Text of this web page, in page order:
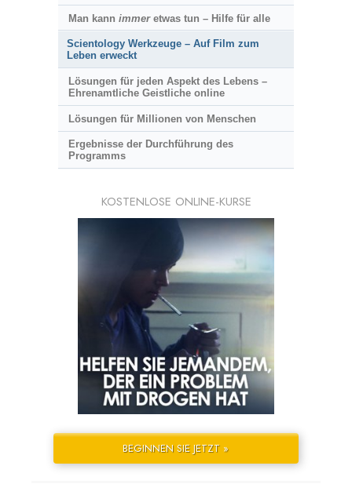
Man kann immeretwas tun – Hilfe für alle
Scientology Werkzeuge – Auf Film zum
Leben erweckt
Lösungen für jeden Aspekt des Lebens –
Ehrenamtliche Geistliche online
Lösungen für Millionen von Menschen
Ergebnisse der Durchführung des
Programms
KOSTENLOSE ONLINE-KURSE
BEGINNEN SIE JETZT »